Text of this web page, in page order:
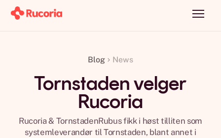
Blog News
Tornstaden velger
Rucoria
Rucoria & TornstadenRubus fikk i høst tilliten som
systemleverandør til Tornstaden, blant annet i